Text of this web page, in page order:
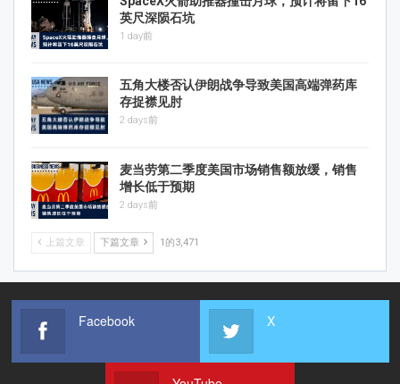
英尺深陨石坑
1 day前
五角大楼否认伊朗战争导致美国高端弹药库
存捉襟见肘
2 days前
麦当劳第二季度美国市场销售额放缓，销售
增长低于预期
2 days前
上篇文章 下篇文章 1的3,471
Facebook X